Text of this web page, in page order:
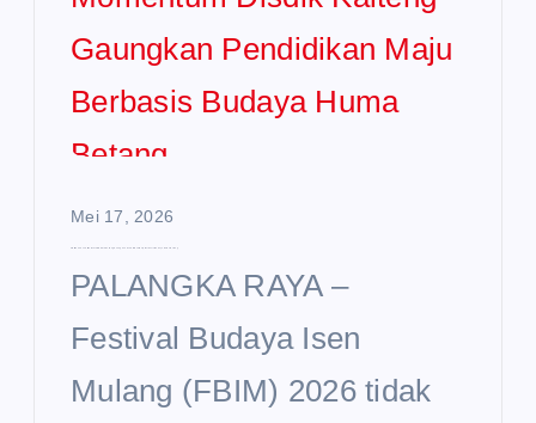
Mei 17, 2026
PALANGKA RAYA –
Festival Budaya Isen
Mulang (FBIM) 2026 tidak